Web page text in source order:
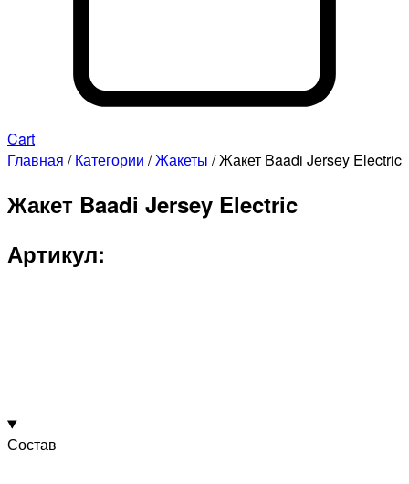
Cart
Главная /Категории /Жакеты / Жакет Baadi Jersey Electric
Жакет Baadi Jersey Electric
Артикул:
Состав